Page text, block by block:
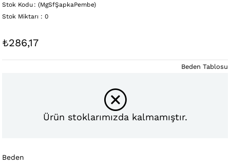
(MgSfŞapkaPembe)
Stok Kodu
Stok Miktarı : 0
₺286,17
Ürün stoklarımızda kalmamıştır.
Beden
Beden Tablosu